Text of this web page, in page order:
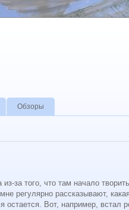
Обзоры
за того, что там начало
регулярно рассказывают,
остается. Вот, например, встал